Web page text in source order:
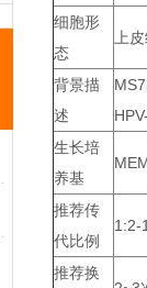
细胞形
态
上
背景描
述
生长培
养基
推荐传
代比例
1:2-
推荐换